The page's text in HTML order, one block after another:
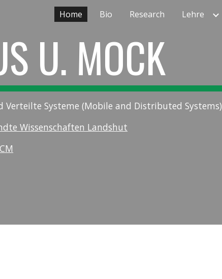
Skip to navigation
Home Bio Research Lehre
U. MOCK
Verteilte Systeme (Mobile and Distributed Systems)
Wissenschaften Landshut